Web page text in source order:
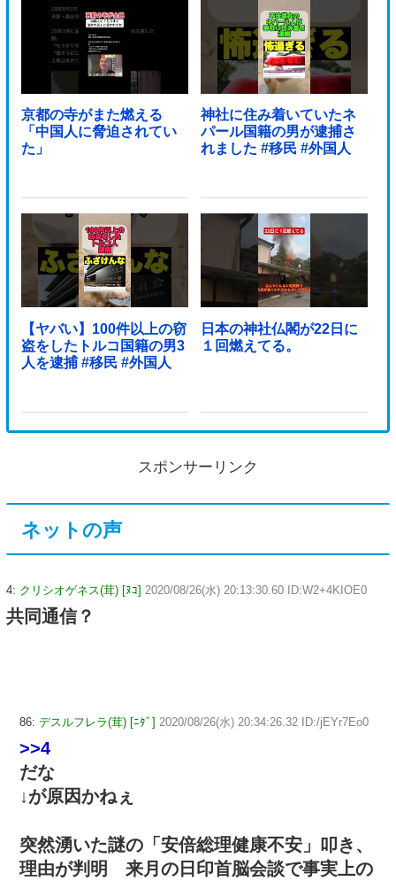
京都の寺がまた燃える
「中国人に脅迫されてい
た」
神社に住み着いていたネ
パール国籍の男が逮捕さ
れました #移民 #外国人
【ヤバい】100件以上の窃
盗をしたトルコ国籍の男3
人を逮捕 #移民 #外国人
日本の神社仏閣が22日に
１回燃えてる。
スポンサーリンク
ネットの声
4: クリシオゲネス(茸) [ﾇｺ] 2020/08/26(水) 20:13:30.60 ID:W2+4KIOE0
共同通信？
86: デスルフレラ(茸) [ﾆﾀﾞ] 2020/08/26(水) 20:34:26.32 ID:/jEYr7Eo0
>>4
だな
↓が原因かねぇ
突然湧いた謎の「安倍総理健康不安」叩き、
理由が判明 来月の日印首脳会談で事実上の